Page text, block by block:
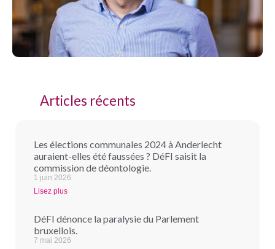
Articles récents
Les élections communales 2024 à Anderlecht
auraient-elles été faussées ? DéFI saisit la
commission de déontologie.
1 juin 2026
Lisez plus
DéFI dénonce la paralysie du Parlement
bruxellois.
7 mai 2026